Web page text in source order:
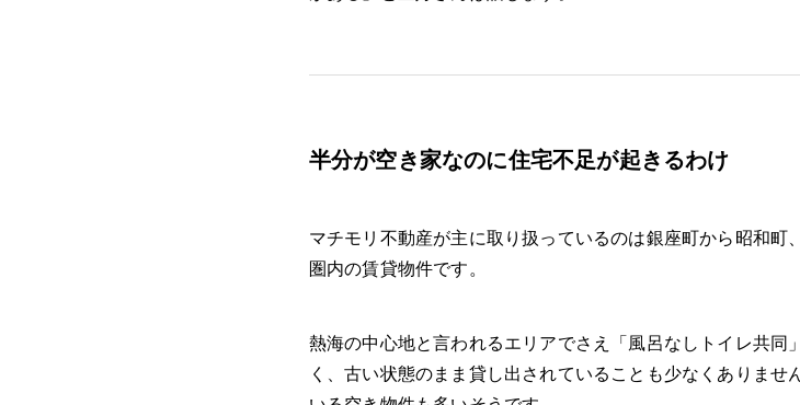
半分が空き家なのに住宅不足が起きるわけ
マチモリ不動産が主に取り扱っているのは銀座町から昭和町
圏内の賃貸物件です。
熱海の中心地と言われるエリアでさえ「風呂なしトイレ共同
く、古い状態のまま貸し出されていることも少なくありま